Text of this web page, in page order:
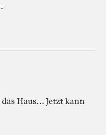
Haus… Jetzt kann